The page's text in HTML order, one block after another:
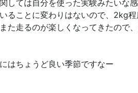
しては自分を使った実験みたいな感
ることに変わりはないので、2kg程
た走るのが楽しくなってきたので
はちょうど良い季節ですなー